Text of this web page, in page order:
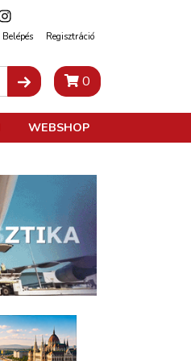
Belépés Regisztráció
0
WEBSHOP